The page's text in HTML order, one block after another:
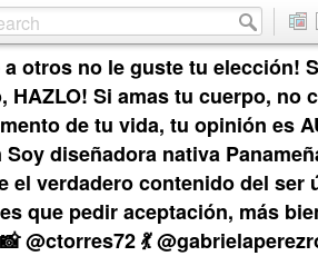
a otros no le guste tu elección!
HAZLO! Si amas tu cuerpo, no
de tu vida, tu opinión es
diseñadora nativa
el verdadero contenido del ser
que pedir aceptación, más
@ctorres72 💃